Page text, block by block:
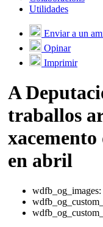
Utilidades
Enviar a un
Opinar
Imprimir
A
traballos
en abril
wdfb_og_images: